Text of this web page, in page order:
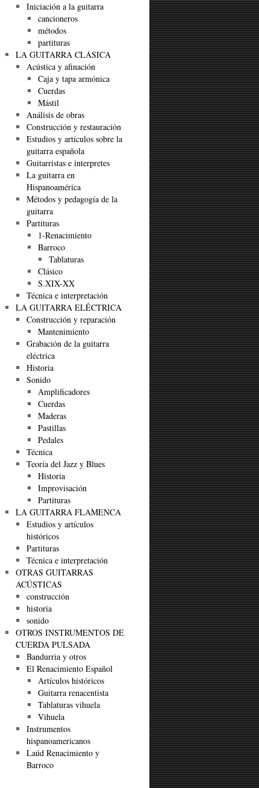
Iniciación a la guitarra
cancioneros
métodos
partituras
LA GUITARRA CLÁSICA
Acústica y afinación
Caja y tapa armónica
Cuerdas
Mástil
Análisis de obras
Construcción y restauración
Estudios y artículos sobre la
guitarra española
Guitarristas e interpretes
La guitarra en
Hispanoamérica
Métodos y pedagogía de la
guitarra
Partituras
1-Renacimiento
Barroco
Tablaturas
Clásico
S.XIX-XX
Técnica e interpretación
LA GUITARRA ELÉCTRICA
Construcción y reparación
Mantenimiento
Grabación de la guitarra
eléctrica
Historia
Sonido
Amplificadores
Cuerdas
Maderas
Pastillas
Pedales
Técnica
Teoría del Jazz y Blues
Historia
Improvisación
Partituras
LA GUITARRA FLAMENCA
Estudios y artículos
históricos
Partituras
Técnica e interpretación
OTRAS GUITARRAS
ACÚSTICAS
construcción
historia
sonido
OTROS INSTRUMENTOS DE
CUERDA PULSADA
Bandurria y otros
El Renacimiento Español
Artículos históricos
Guitarra renacentista
Tablaturas vihuela
Vihuela
Instrumentos
hispanoamericanos
Laúd Renacimiento y
Barroco